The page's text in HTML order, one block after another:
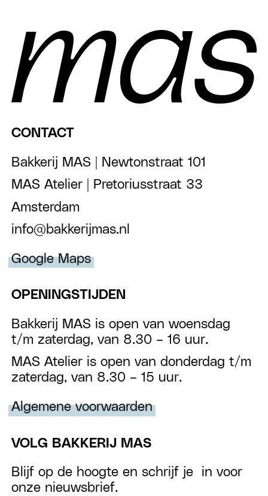
CONTACT
Bakkerij MAS | Newtonstraat 101
MAS Atelier | Pretoriusstraat 33
Amsterdam
info@bakkerijmas.nl
Google Maps
OPENINGSTIJDEN
Bakkerij MAS is open van woensdag
t/m zaterdag, van 8.30 – 16 uur.
MAS Atelier is open van donderdag t/m
zaterdag, van 8.30 – 15 uur.
Algemene voorwaarden
VOLG BAKKERIJ MAS
Blijf op de hoogte en schrijf je in voor
onze nieuwsbrief.